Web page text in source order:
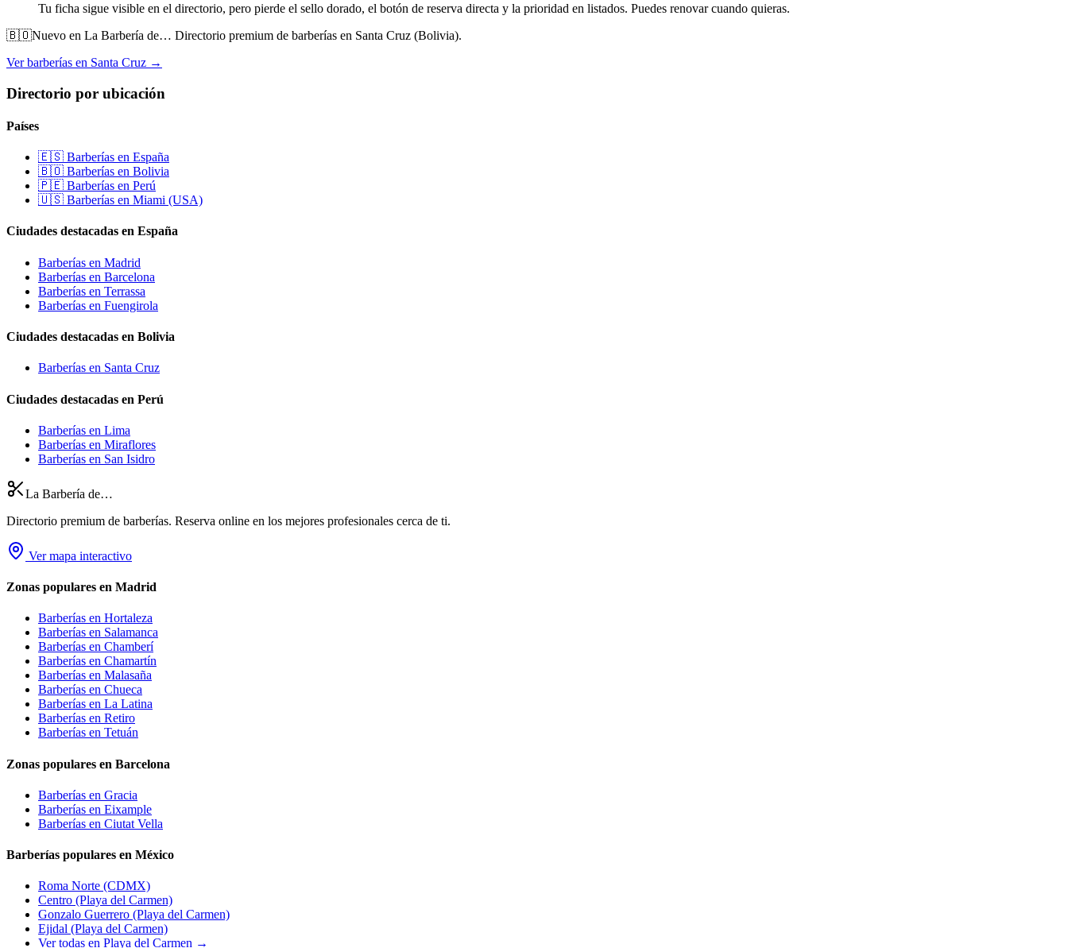
Tu ficha sigue visible en el directorio, pero pierde el sello dorado, el botón de reserva directa y la prioridad en listados. Puedes renovar cuando quieras.
🇧🇴Nuevo en La Barbería de… Directorio premium de barberías en Santa Cruz (Bolivia).
Ver barberías en Santa Cruz →
Directorio por ubicación
Países
🇪🇸 Barberías en España
🇧🇴 Barberías en Bolivia
🇵🇪 Barberías en Perú
🇺🇸 Barberías en Miami (USA)
Ciudades destacadas en España
Barberías en Madrid
Barberías en Barcelona
Barberías en Terrassa
Barberías en Fuengirola
Ciudades destacadas en Bolivia
Barberías en Santa Cruz
Ciudades destacadas en Perú
Barberías en Lima
Barberías en Miraflores
Barberías en San Isidro
La Barbería de…
Directorio premium de barberías. Reserva online en los mejores profesionales cerca de ti.
Ver mapa interactivo
Zonas populares en Madrid
Barberías en Hortaleza
Barberías en Salamanca
Barberías en Chamberí
Barberías en Chamartín
Barberías en Malasaña
Barberías en Chueca
Barberías en La Latina
Barberías en Retiro
Barberías en Tetuán
Zonas populares en Barcelona
Barberías en Gracia
Barberías en Eixample
Barberías en Ciutat Vella
Barberías populares en México
Roma Norte (CDMX)
Centro (Playa del Carmen)
Gonzalo Guerrero (Playa del Carmen)
Ejidal (Playa del Carmen)
Ver todas en Playa del Carmen →